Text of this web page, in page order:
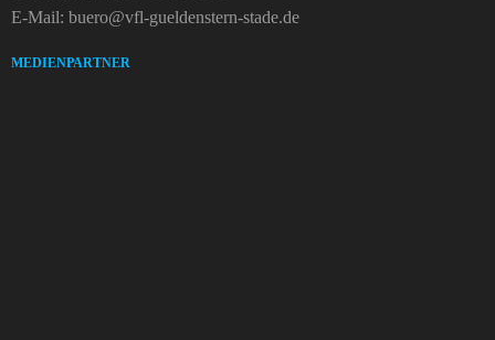
E-Mail: buero@vfl-gueldenstern-stade.de
MEDIENPARTNER